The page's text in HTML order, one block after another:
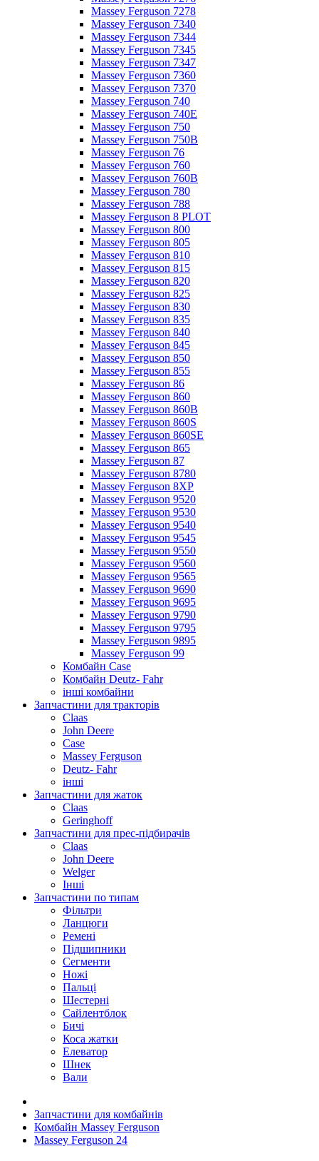
Massey Ferguson 7278
Massey Ferguson 7340
Massey Ferguson 7344
Massey Ferguson 7345
Massey Ferguson 7347
Massey Ferguson 7360
Massey Ferguson 7370
Massey Ferguson 740
Massey Ferguson 740E
Massey Ferguson 750
Massey Ferguson 750B
Massey Ferguson 76
Massey Ferguson 760
Massey Ferguson 760B
Massey Ferguson 780
Massey Ferguson 788
Massey Ferguson 8 PLOT
Massey Ferguson 800
Massey Ferguson 805
Massey Ferguson 810
Massey Ferguson 815
Massey Ferguson 820
Massey Ferguson 825
Massey Ferguson 830
Massey Ferguson 835
Massey Ferguson 840
Massey Ferguson 845
Massey Ferguson 850
Massey Ferguson 855
Massey Ferguson 86
Massey Ferguson 860
Massey Ferguson 860B
Massey Ferguson 860S
Massey Ferguson 860SE
Massey Ferguson 865
Massey Ferguson 87
Massey Ferguson 8780
Massey Ferguson 8XP
Massey Ferguson 9520
Massey Ferguson 9530
Massey Ferguson 9540
Massey Ferguson 9545
Massey Ferguson 9550
Massey Ferguson 9560
Massey Ferguson 9565
Massey Ferguson 9690
Massey Ferguson 9695
Massey Ferguson 9790
Massey Ferguson 9795
Massey Ferguson 9895
Massey Ferguson 99
Комбайн Case
Комбайн Deutz- Fahr
інші комбайни
Запчастини для тракторів
Claas
John Deere
Case
Massey Ferguson
Deutz- Fahr
інші
Запчастини для жаток
Claas
Geringhoff
Запчастини для прес-підбирачів
Claas
John Deere
Welger
Інші
Запчастини по типам
Фільтри
Ланцюги
Ремені
Підшипники
Сегменти
Ножі
Пальці
Шестерні
Сайлентблок
Бичі
Коса жатки
Елеватор
Шнек
Вали
Запчастини для комбайнів
Комбайн Massey Ferguson
Massey Ferguson 24